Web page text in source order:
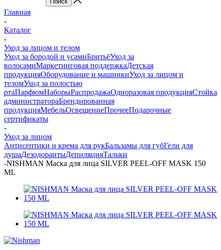
Главная
-
Каталог
-
Уход за лицом и телом
Уход за бородой и усамиБритьёУход за
волосамиМаркетинговая поддержкаДетская
продукцияОборудование и машинкиУход за лицом и
теломУход за полостью
ртаПарфюмНаборыРаспродажаОдноразовая продукцияСтойка
администратораБрендированная
продукцияМебельОсвещениеПрочееПодарочные
сертификаты
-
Уход за лицом
Антисептики и крема для рукБальзамы для губГели для
душаДезодорантыДeпиляцияТальки
-NISHMAN Маска для лица SILVER PEEL-OFF MASK 150
ML